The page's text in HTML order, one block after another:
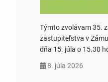
Týmto zvolávam 35.
zastupiteľstva v
dňa 15. júla o 15.30
rokovania 2.
8. júla 2026